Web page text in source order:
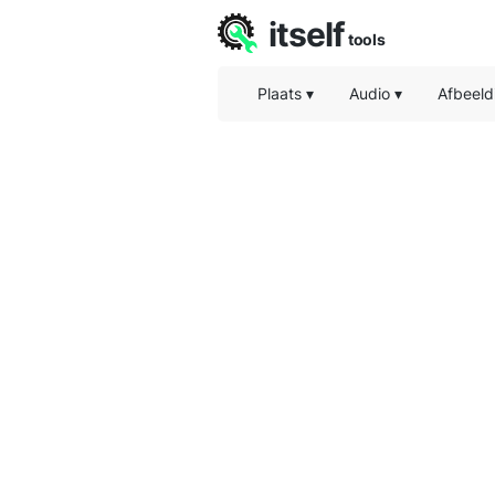
itselftools
Plaats ▾ Audio ▾